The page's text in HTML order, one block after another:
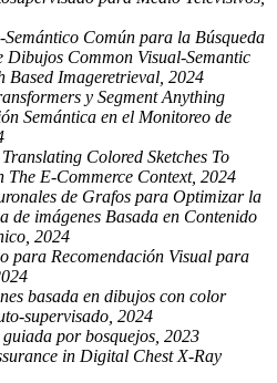
Común para la Búsqueda
Dibujos Common Visual-Semantic
Based Imageretrieval, 2024
y Segment Anything
Semántica en el Monitoreo de
Colored Sketches To
The E-Commerce Context, 2024
de Grafos para Optimizar la
de imágenes Basada en Contenido
2024
para Recomendación Visual para
basada en dibujos con color
supervisado, 2024
por bosquejos, 2023
in Digital Chest X-Ray